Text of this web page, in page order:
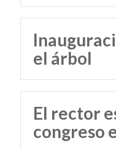
el árbol
El rector
congreso